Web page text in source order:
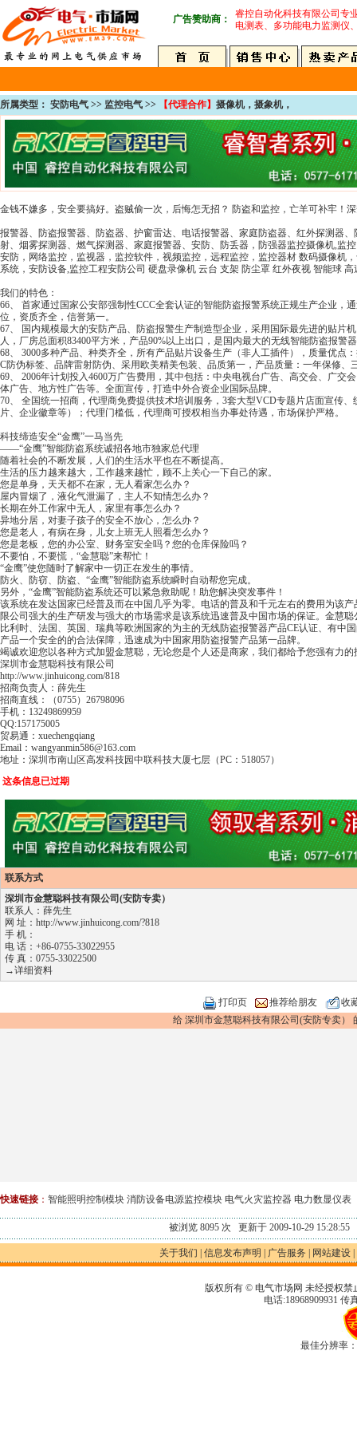
广告赞助商：
睿控自动化科技有限公司专
电测表、多功能电力监测仪
所属类型： 安防电气 >> 监控电气 >> 【代理合作】 摄像机，摄象机，
金钱不嫌多，安全要搞好。盗贼偷一次，后悔怎无招？ 防盗和监控，亡羊可补牢！
报警器、防盗报警器、防盗器、护窗雷达、电话报警器、家庭防盗器、红外探测器
射、烟雾探测器、燃气探测器、家庭报警器、安防、防丢器，防强器监控摄像机,监
安防，网络监控，监视器，监控软件，视频监控，远程监控，监控器材 数码摄像机
系统，安防设备,监控工程安防公司 硬盘录像机 云台 支架 防尘罩 红外夜视 智能球
我们的特色：
66、 首家通过国家公安部强制性CCC全套认证的智能防盗报警系统正规生产企业，
位，资质齐全，信誉第一。
67、 国内规模最大的安防产品、防盗报警生产制造型企业，采用国际最先进的贴片
人，厂房总面积83400平方米，产品90%以上出口，是国内最大的无线智能防盗报警
68、 3000多种产品、种类齐全，所有产品贴片设备生产（非人工插件），质量优点
C防伪标签、品牌雷射防伪、采用欧美精美包装、品质第一，产品质量：一年保修、
69、 2006年计划投入4600万广告费用，其中包括：中央电视台广告、高交会、广交
体广告、地方性广告等。全面宣传，打造中外合资企业国际品牌。
70、 全国统一招商，代理商免费提供技术培训服务，3套大型VCD专题片店面宣传
片、企业徽章等）；代理门槛低，代理商可授权相当办事处待遇，市场保护严格。
科技缔造安全“金鹰”一马当先
――“金鹰”智能防盗系统诚招各地市独家总代理
随着社会的不断发展，人们的生活水平也在不断提高。
生活的压力越来越大，工作越来越忙，顾不上关心一下自己的家。
您是单身，天天都不在家，无人看家怎么办？
屋内冒烟了，液化气泄漏了，主人不知情怎么办？
长期在外工作家中无人，家里有事怎么办？
异地分居，对妻子孩子的安全不放心，怎么办？
您是老人，有病在身，儿女上班无人照看怎么办？
您是老板，您的办公室、财务室安全吗？您的仓库保险吗？
不要怕，不要慌，“金慧聪”来帮忙！
“金鹰”使您随时了解家中一切正在发生的事情。
防火、防窃、防盗、“金鹰”智能防盗系统瞬时自动帮您完成。
另外，“金鹰”智能防盗系统还可以紧急救助呢！助您解决突发事件！
该系统在发达国家已经普及而在中国几乎为零。电话的普及和千元左右的费用为该
限公司强大的生产研发与强大的市场需求是该系统迅速普及中国市场的保证。金慧
比利时、法国、英国、瑞典等欧洲国家的为主的无线防盗报警器产品CE认证、有中
产品一个安全的的合法保障，迅速成为中国家用防盗报警产品第一品牌。
竭诚欢迎您以各种方式加盟金慧聪，无论您是个人还是商家，我们都给予您强有力的
深圳市金慧聪科技有限公司
http://www.jinhuicong.com/818
招商负责人：薛先生
招商直线：（0755）26798096
手机：13249869959
QQ:157175005
贸易通：xuechengqiang
Email：wangyanmin586@163.com
地址：深圳市南山区高发科技园中联科技大厦七层（PC：518057）
这条信息已过期
联系方式
深圳市金慧聪科技有限公司(安防专卖）
联系人：薛先生
网 址： http://www.jinhuicong.com/?818
手 机：
电 话：+86-0755-33022955
传 真：0755-33022500
→详细资料
打印页 推荐给朋友
收
给 深圳市金慧聪科技有限公司(安防专卖）
快速链接： 智能照明控制模块 消防设备电源监控模块 电气火灾监控器 电力数显仪表
被浏览 8095 次 更新于 2009-10-29 15:28:55
关于我们 信息发布声明 广告服务 网站建设
版权所有 © 电气市场网 未经授权
电话:18968909931 传
最佳分辨率